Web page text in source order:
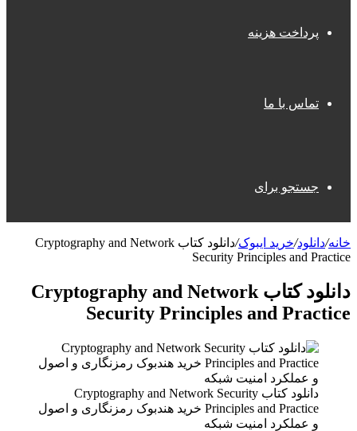
پرداخت هزینه
تماس با ما
جستجو برای
خانه/دانلود/خرید ایبوک/
دانلود کتاب Cryptography and Network
Security Principles and Practice
دانلود کتاب Cryptography and Network
Security Principles and Practice
دانلود کتاب Cryptography and Network Security
Principles and Practice خرید هندبوک رمزنگاری و اصول
و عملکرد امنیت شبکه